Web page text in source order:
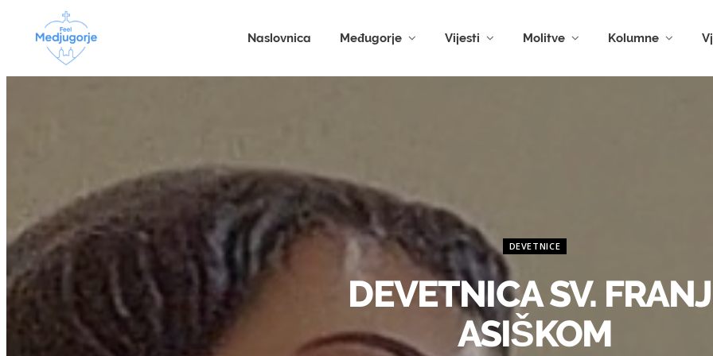
Naslovnica Međugorje Vijesti Molitve Kolumne
DEVETNICE
DEVETNICA SV.
ASIŠKOM